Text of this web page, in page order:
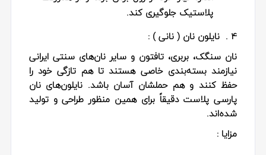
پلاستیک جلوگیری کند.
4 . نایلون نان ( نانی ) :
نان سنگک، بربری، تافتون و سایر نان‌های سنتی ایرانی
نیازمند بسته‌بندی خاصی هستند تا هم تازگی خود را
حفظ کنند و هم حملشان آسان باشد. نایلون‌های نان
پارسی پلاست دقیقاً برای همین منظور طراحی و تولید
شده‌اند.
مزایا :